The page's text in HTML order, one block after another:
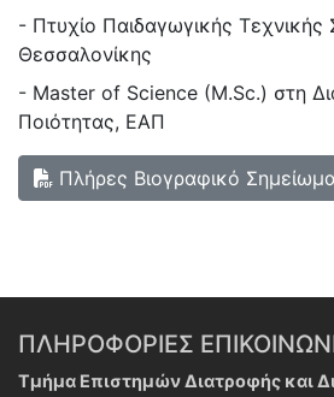
- Πτυχίο Παιδαγωγικής
Θεσσαλονίκης
- Master of Science (M.Sc.) στη
Ποιότητας, ΕΑΠ
Πλήρες Βιογραφικό Σημείωμα
ΠΛΗΡΟΦΟΡΙΕΣ
Τμήμα Επιστημών Διατροφής και